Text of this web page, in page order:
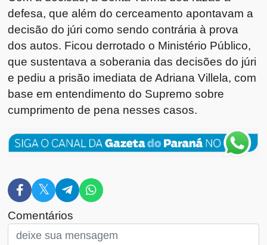
defesa, que além do cerceamento apontavam a
decisão do júri como sendo contrária à prova
dos autos. Ficou derrotado o Ministério Público,
que sustentava a soberania das decisões do júri
e pediu a prisão imediata de Adriana Villela, com
base em entendimento do Supremo sobre
cumprimento de pena nesses casos.
Comentários